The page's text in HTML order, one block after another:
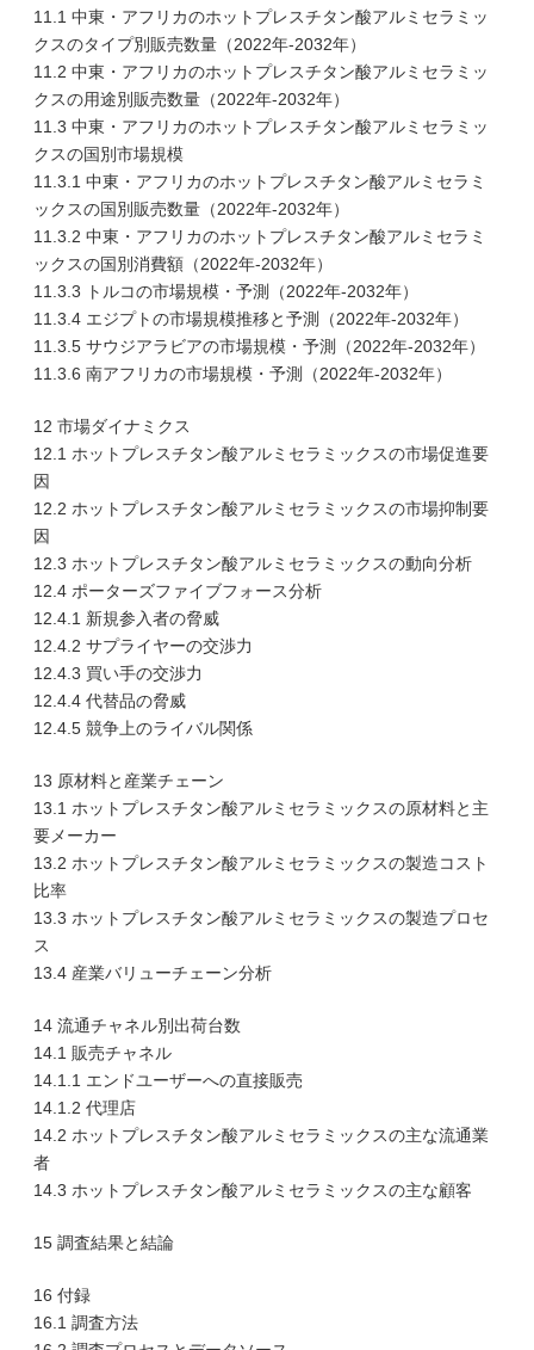
11.1 中東・アフリカのホットプレスチタン酸アルミセラミッ
クスのタイプ別販売数量（2022年-2032年）
11.2 中東・アフリカのホットプレスチタン酸アルミセラミッ
クスの用途別販売数量（2022年-2032年）
11.3 中東・アフリカのホットプレスチタン酸アルミセラミッ
クスの国別市場規模
11.3.1 中東・アフリカのホットプレスチタン酸アルミセラミ
ックスの国別販売数量（2022年-2032年）
11.3.2 中東・アフリカのホットプレスチタン酸アルミセラミ
ックスの国別消費額（2022年-2032年）
11.3.3 トルコの市場規模・予測（2022年-2032年）
11.3.4 エジプトの市場規模推移と予測（2022年-2032年）
11.3.5 サウジアラビアの市場規模・予測（2022年-2032年）
11.3.6 南アフリカの市場規模・予測（2022年-2032年）
12 市場ダイナミクス
12.1 ホットプレスチタン酸アルミセラミックスの市場促進要
因
12.2 ホットプレスチタン酸アルミセラミックスの市場抑制要
因
12.3 ホットプレスチタン酸アルミセラミックスの動向分析
12.4 ポーターズファイブフォース分析
12.4.1 新規参入者の脅威
12.4.2 サプライヤーの交渉力
12.4.3 買い手の交渉力
12.4.4 代替品の脅威
12.4.5 競争上のライバル関係
13 原材料と産業チェーン
13.1 ホットプレスチタン酸アルミセラミックスの原材料と主
要メーカー
13.2 ホットプレスチタン酸アルミセラミックスの製造コスト
比率
13.3 ホットプレスチタン酸アルミセラミックスの製造プロセ
ス
13.4 産業バリューチェーン分析
14 流通チャネル別出荷台数
14.1 販売チャネル
14.1.1 エンドユーザーへの直接販売
14.1.2 代理店
14.2 ホットプレスチタン酸アルミセラミックスの主な流通業
者
14.3 ホットプレスチタン酸アルミセラミックスの主な顧客
15 調査結果と結論
16 付録
16.1 調査方法